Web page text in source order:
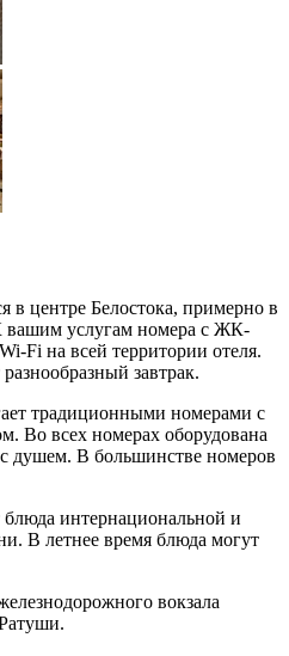
в центре Белостока, примерно в
вашим услугам номера с ЖК-
Fi на всей территории отеля.
завтрак.
традиционными номерами с
Во всех номерах оборудована
с душем. В большинстве номеров
блюда интернациональной и
В летнее время блюда могут
вокзала